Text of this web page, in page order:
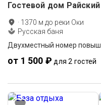
Гостевой дом
· 1370 м до реки Оки
Русская баня
Двухместный номер
от 1 500 ₽ для 2 гостей